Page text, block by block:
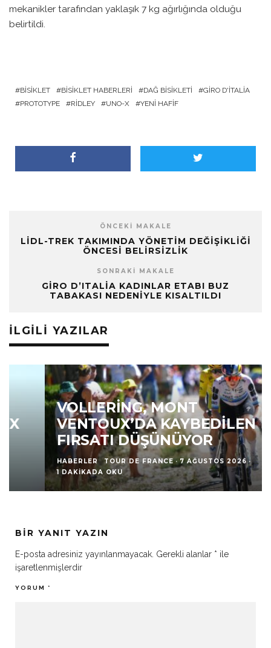
mekanikler tarafından yaklaşık 7 kg ağırlığında olduğu
belirtildi.
BISIKLET BISIKLET HABERLERI DAĞ BISIKLETI
GIRO D'ITALIA
PROTOTYPE
RIDLEY UNO-X YENI HAFIF
ÖNCEKI MAKALE
LIDL-TREK TAKIMINDA YÖNETIM DEĞIŞIKLIĞI
ÖNCESI BELIRSIZLIK
SONRAKI MAKALE
GIRO D’ITALIA KADINLAR ETABI BUZ
TABAKASI NEDENIYLE KISALTILDI
İLGILI YAZILAR
VOLLERING, MONT
VENTOUX’DA KAYBEDILEN
FIRSATI DÜŞÜNÜYOR
HABERLER TOUR DE FRANCE 7 AĞUSTOS 2026 ·
1 DAKIKADA OKU
BIR YANIT YAZIN
E-posta adresiniz yayınlanmayacak. Gerekli alanlar * ile
işaretlenmişlerdir
YORUM *